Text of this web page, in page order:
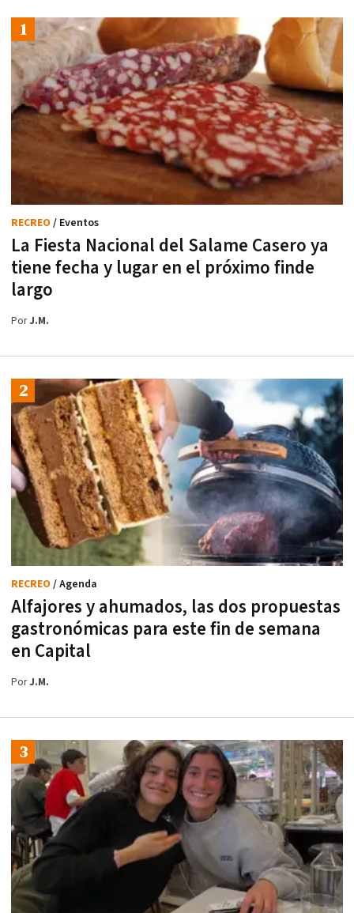
La Fiesta Nacional del Salame Casero ya
tiene fecha y lugar en el próximo finde
largo
RECREO / Eventos
PorJ.M.
Alfajores y ahumados, las dos propuestas
gastronómicas para este fin de semana
en Capital
RECREO / Agenda
PorJ.M.